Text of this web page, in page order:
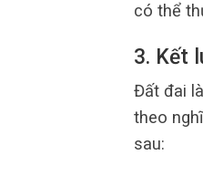
có thể
3. Kết
Đất đai
theo
sau: